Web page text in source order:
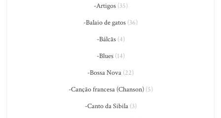
-Artigos(35)
-Balaio de gatos (36)
-Bálcãs(4)
-Blues(14)
-Bossa Nova (22)
-Canção francesa (Chanson)(5)
-Canto da Sibila(3)